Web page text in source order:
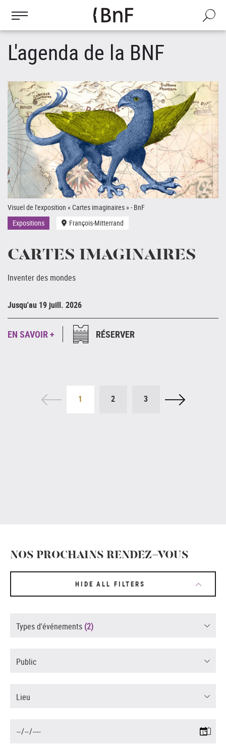
contenu
Recherche
L'agenda de la BNF
Visuel de l'exposition « Cartes imaginaires » - BnF
Expositions
François-Mitterrand
CARTES IMAGINAIRES
Inventer des mondes
Jusqu'au 19 juill. 2026
EN SAVOIR + RÉSERVER
1 2 3
NOS PROCHAINS RENDEZ-VOUS
HIDE ALL FILTERS
Types d'événements (2)
Public
Lieu